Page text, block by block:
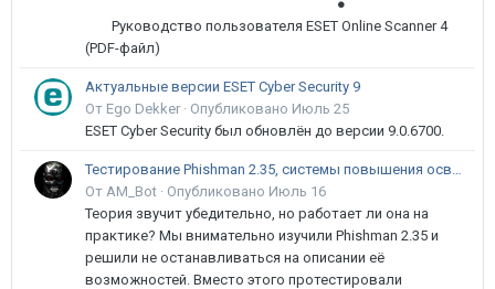
●
Руководство пользователя ESET Online Scanner 4
(PDF-файл)
Актуальные версии ESET Cyber Security 9
От Ego Dekker · Опубликовано Июль 25
ESET Cyber Security был обновлён до версии 9.0.6700.
Тестирование Phishman 2.35, системы повышения осведомлённости пользователей в сфере ИБ
От AM_Bot · Опубликовано Июль 16
Теория звучит убедительно, но работает ли она на
практике? Мы внимательно изучили Phishman 2.35 и
решили не останавливаться на описании её
возможностей. Вместо этого протестировали